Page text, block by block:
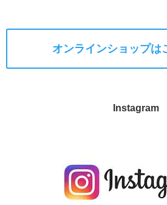
オンラインショップは
Instagram